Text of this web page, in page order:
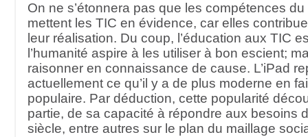
On ne s’étonnera pas que les compétences
mettent les TIC en évidence, car elles
leur réalisation. Du coup, l’éducation aux TIC
l’humanité aspire à les utiliser à bon escient;
raisonner en connaissance de cause. L’iPad
actuellement ce qu’il y a de plus moderne en
populaire. Par déduction, cette popularité
partie, de sa capacité à répondre aux besoins
siècle, entre autres sur le plan du maillage